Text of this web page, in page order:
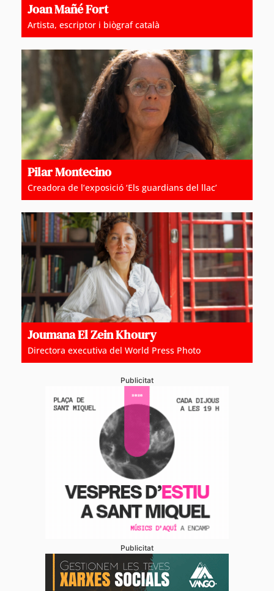
Joan Mañé Fort
Artista, escriptor i biògraf català
Pilar Montecino
Creadora de l’exposició ‘Els guardians del llac’
Joumana El Zein Khoury
Directora executiva del World Press Photo
Publicitat
Publicitat